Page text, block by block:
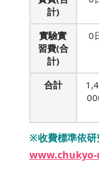
計)
實驗實
習費(合
計)
0
合計
※收費標準依研